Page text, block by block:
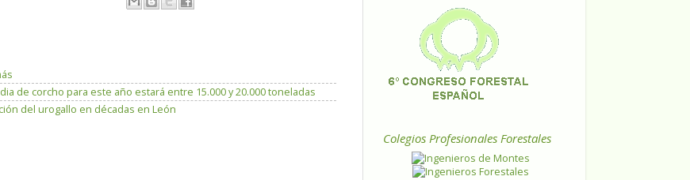
de corcho para este año estará entre 15.000 y 20.000 toneladas
del urogallo en décadas en León
Colegios Profesionales Forestales